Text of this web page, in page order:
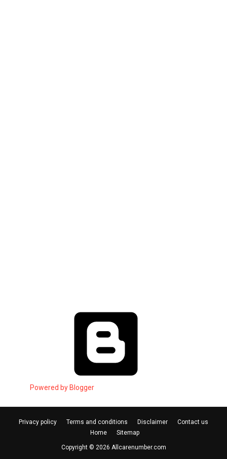
Powered by Blogger
Privacy policy Terms and conditions Disclaimer
Contact us
Home
Sitemap
Copyright © 2026 Allcarenumber.com